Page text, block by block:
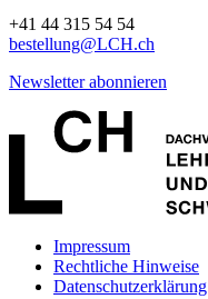
+41 44 315 54 54
bestellung@LCH.ch
Newsletter abonnieren
Impressum
Rechtliche Hinweise
Datenschutzerklärung